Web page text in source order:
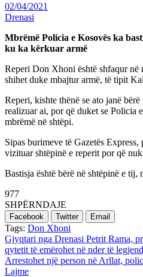
02/04/2021
Drenasi
Mbrëmë Policia e Kosovës ka
ku ka kërkuar armë
Reperi Don Xhoni është shfaqur në
shihet duke mbajtur armë, të tipit
Reperi, kishte thënë se ato janë
realizuar ai, por që duket se Policia
mbrëmë në shtëpi.
Sipas burimeve të Gazetës
vizituar shtëpinë e reperit por që
Bastisja është bërë në shtëpinë e tij,
977
SHPËRNDAJE
Facebook Twitter Email
Tags: Don Xhoni
Post
navigation
Gjyqtari nga Drenasi Petrit Rama,
qytetit të emërohet në nder të
Arrestohet një person në Arllat,
Lajme